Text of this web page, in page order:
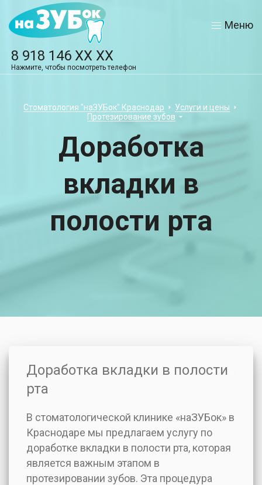
Меню
8 918 146 XX XX
Нажмите, чтобы посмотреть телефон
Стоматология "наЗУБок" Краснодар
Услуги и цены
Протезирование зубов
Доработка
вкладки в
полости рта
Доработка вкладки в полости
рта
В стоматологической клинике «наЗУБок» в
Краснодаре мы предлагаем услугу по
доработке вкладки в полости рта, которая
является важным этапом в
протезировании зубов. Эта процедура